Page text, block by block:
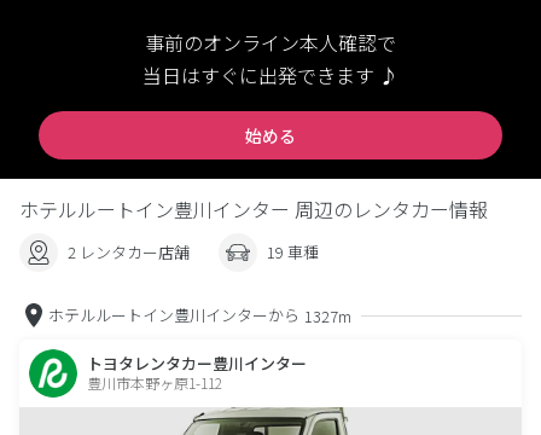
事前のオンライン本人確認で
当日はすぐに出発できます ♪
始める
ホテルルートイン豊川インター 周辺のレンタカー情報
2 レンタカー店舗 19 車種
ホテルルートイン豊川インターから 1327m
トヨタレンタカー豊川インター
豊川市本野ヶ原1-112